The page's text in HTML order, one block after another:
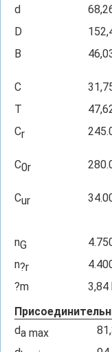
d
D
B
C
T
Cr
C0r
Cur
nG
n?r
?m
3,84
da max